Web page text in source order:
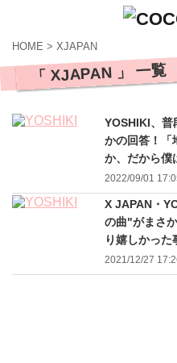
HOME > XJAPAN
「 XJAPAN 」 一覧
YOSHIKI、普
かの回答！「
か、だから僕
2022/09/01
X JAPAN・
の曲"がまさ
り嬉しかった
2021/12/27